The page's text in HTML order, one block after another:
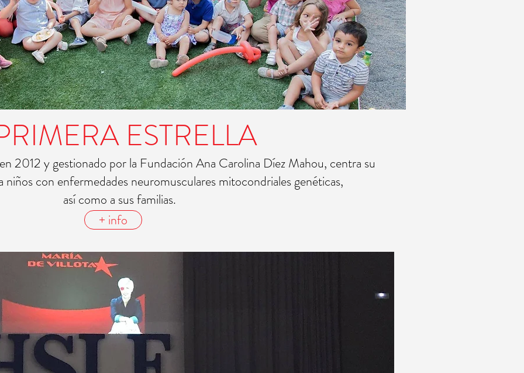
ESTRELLA
2012 y gestionado por la Fundación Ana Carolina Díez Mahou, centra su
niños con enfermedades neuromusculares mitocondriales genéticas,
así como a sus familias.
+ info